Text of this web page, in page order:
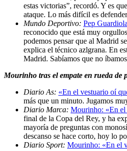
estas victorias”, recordó. Y es
ataque. Lo más difícil es
Mundo Deportivo: Pep
reconocido que está muy
podemos pensar que al Madrid
explica el técnico azlgrana. En
Madrid. Sabíamos que no
Mourinho tras el empate en rueda de
Diario As: «En el vestuario oí
más que un minuto. Jugamos
Diario Marca: Mourinho: «En el
final de la Copa del Rey, y ha
mayoría de preguntas con
descanso se hace corto, hoy lo
Diario Sport: Mourinho: «En el